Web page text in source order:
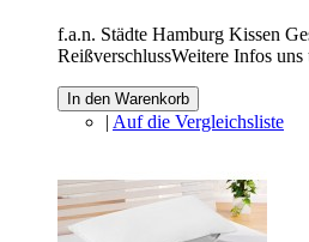
f.a.n. Städte Hamburg Kissen
ReißverschlussWeitere Infos uns
In den Warenkorb
| Auf die Vergleichsliste